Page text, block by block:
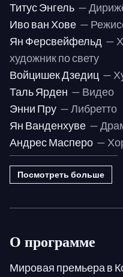
II, 4: Farm
II, 5: Del Mar
II, 6:
dining room
II, 7: 1983, in
afternoon
II, 8: Early
Riverton, in
II, 9: Twist
II, 10: Jack's
Титус Энгель —
Иво ван Хове —
Ян Ферсвейфельд —
художник по свету
Войцишек Дзедиц —
Таль Ярден — Видео
Энни Пру — Либретто
Ян Ванденхуве —
Андрес Масперо —
Посмотреть больше
О программе
Мировая премьера в